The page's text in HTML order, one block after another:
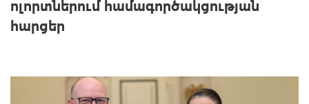
ոլորտներում համագործակցության
հարցեր